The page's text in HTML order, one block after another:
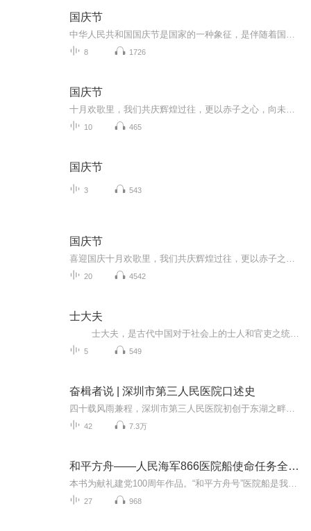
国庆节
8 1726
国庆节
10 465
国庆节
3 543
国庆节
20 4542
士大夫
5 549
奋楫者说 | 深圳市第三人民医院口述史
42 7.3万
和平方舟——人民海军866医院船使命任务全记录
27 968